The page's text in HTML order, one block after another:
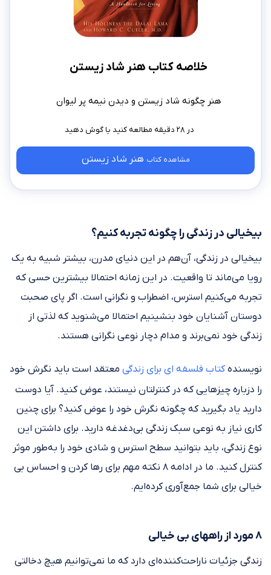
خلاصه کتاب هنر شاد زیستن
هنر چگونه شاد زیستن و دیدن نیمه پر لیوان
در ۲۸ دقیقه مطالعه کنید
مشاهده کتاب هنر شاد زیستن
بیخیالی در زندگی را چگونه تجربه کنیم؟
بیخیالی در زندگی، آن‌هم در این دنیای مدرن، بیشتر شبیه به یک
رویا می‌ماند تا واقعیت. در این زمانه احتمالا بیشترین حسی که
تجربه می‌کنیم استرس، اضطراب و نگرانی است. اگر پای صحبت
دوستان آشنایان خود بنشینیم احتمالا می‌شنوید که لذتی از
زندگی خود نمی‌برند و مدام دچار نوعی نگرانی هستند.
نویسندهکتاب فلسفه ‌ای برای زندگی معتقد است باید نگرش خود
را دزباره چیزهایی که در کنترلتان نیستند، عوض کنید. آیا دوست
دارید یاد بگیرید که چگونه نگرش خود را عوض کنید؟ برای چنین
کاری نیاز به نوعی سبک زندگی بی‌دغدغه دارید. برای داشتن این
نوع زندگی، باید بتوانید سطح استرس و شادی خود را به‌طور موثر
کنترل کنید. ما در ادامه ۸ نکته مهم برای رها کردن و احساس بی
خیالی برای شما جمع‌آوری کرده‌ایم.
۸ مورد از راههای بی خیالی
زندگی جزئیات ناراحت‌کننده‌ای دارد که ما نمی‌توانیم هیچ دخالتی